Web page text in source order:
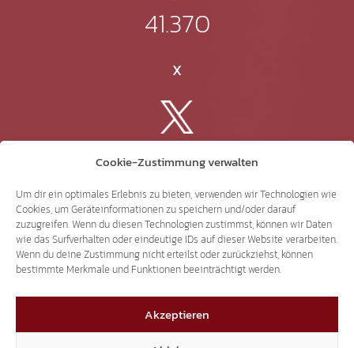
Cookie-Zustimmung verwalten
Um dir ein optimales Erlebnis zu bieten, verwenden wir Technologien wie
Cookies, um Geräteinformationen zu speichern und/oder darauf
zuzugreifen. Wenn du diesen Technologien zustimmst, können wir Daten
wie das Surfverhalten oder eindeutige IDs auf dieser Website verarbeiten.
Wenn du deine Zustimmung nicht erteilst oder zurückziehst, können
bestimmte Merkmale und Funktionen beeinträchtigt werden.
Akzeptieren
41.370
X
3.507
Threads
3.401
YouTube